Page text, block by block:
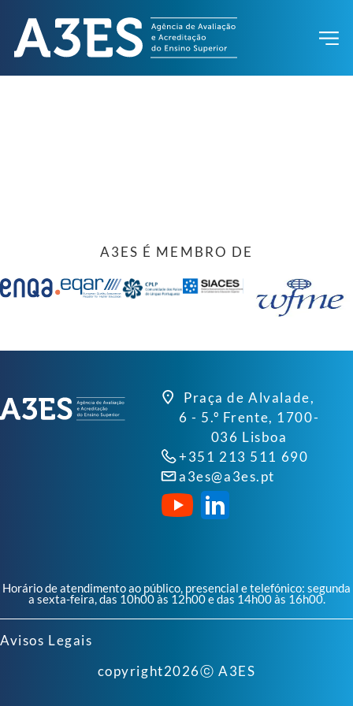
A3ES É MEMBRO DE
Praça de Alvalade,
6 - 5.º Frente, 1700-
036 Lisboa
+351 213 511 690
a3es@a3es.pt
Horário de atendimento ao público, presencial e telefónico: segunda
a sexta-feira, das 10h00 às 12h00 e das 14h00 às 16h00.
Avisos Legais
copyright2026ⓒ A3ES